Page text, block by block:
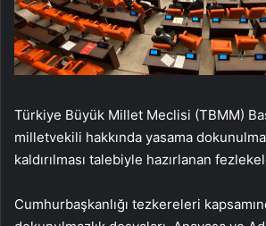
Türkiye Büyük Millet Meclisi (TBMM)
milletvekili hakkında yasama
kaldırılması talebiyle hazırlanan
Cumhurbaşkanlığı tezkereleri